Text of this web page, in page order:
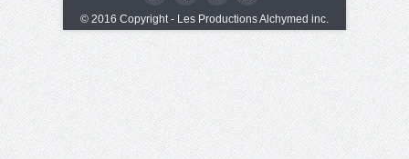
© 2016 Copyright - Les Productions Alchymed inc.